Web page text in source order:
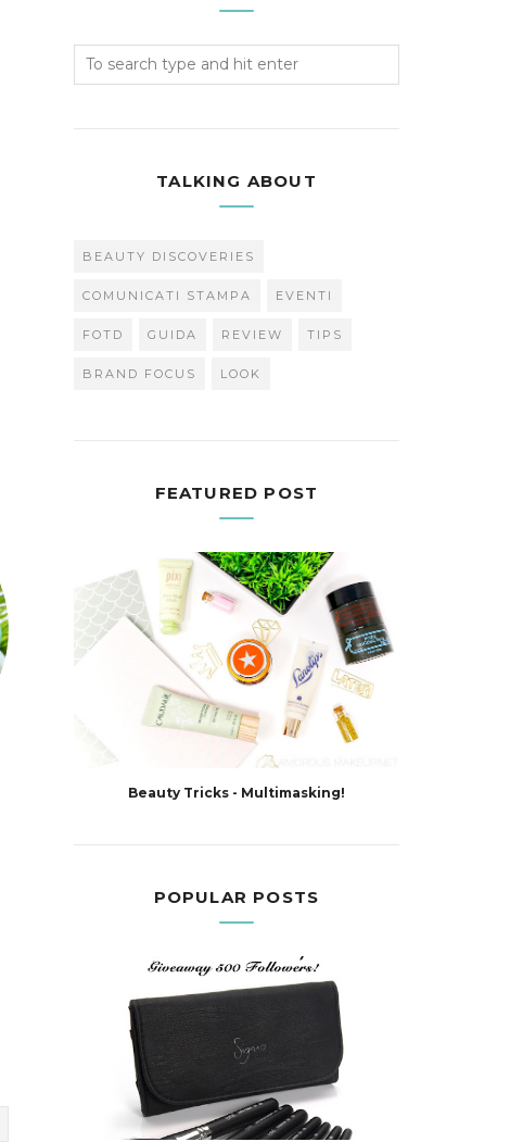
TALKING ABOUT
BEAUTY DISCOVERIES
COMUNICATI STAMPA EVENTI
FOTD GUIDA REVIEW TIPS
BRAND FOCUS LOOK
FEATURED POST
Beauty Tricks - Multimasking!
POPULAR POSTS